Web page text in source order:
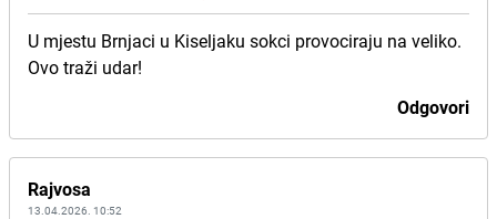
U mjestu Brnjaci u Kiseljaku sokci provociraju na veliko.
Ovo traži udar!
Odgovori
Rajvosa
13.04.2026. 10:52